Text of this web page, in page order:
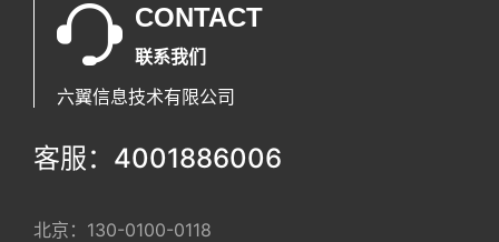
CONTACT
联系我们
六翼信息技术有限公司
客服：4001886006
北京： 130-0100-0118